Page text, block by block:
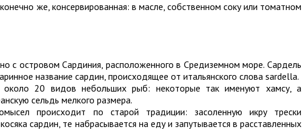
же, консервированная: в масле, собственном соку или томатном
с островом Сардиния, расположенного в Средиземном море. Сардель
название сардин, происходящее от итальянского слова sardella.
20 видов небольших рыб: некоторые так именуют хамсу, а
сельдь мелкого размера.
происходит по старой традиции: засоленную икру трески
сардин, те набрасывается на еду и запутывается в расставленных